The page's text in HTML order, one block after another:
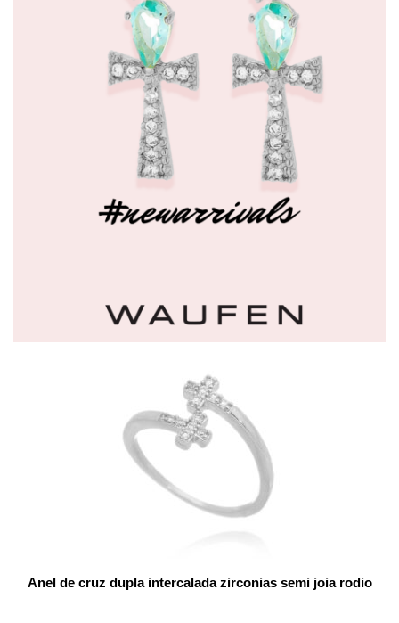
Anel de cruz dupla intercalada zirconias semi joia rodio